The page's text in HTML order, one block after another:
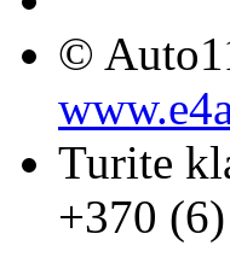
©
Turite
+370